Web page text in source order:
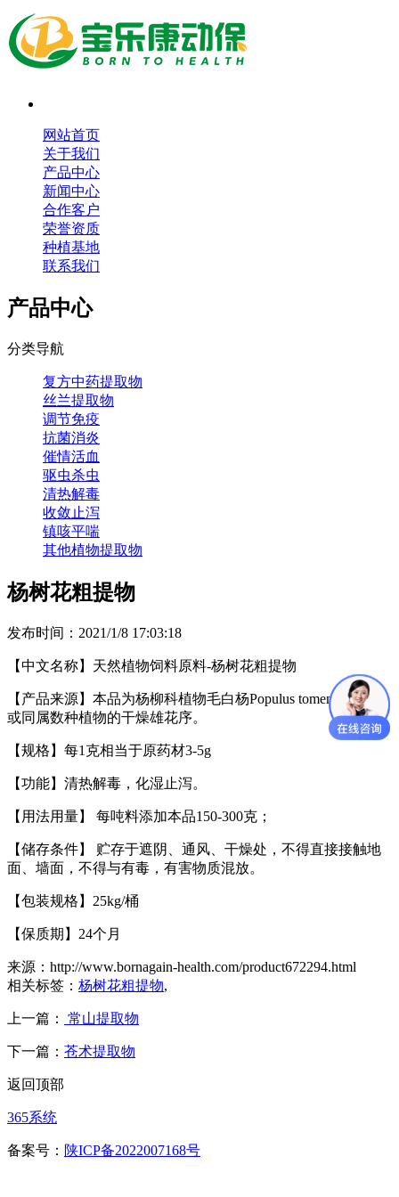
网站首页
关于我们
产品中心
新闻中心
合作客户
荣誉资质
种植基地
联系我们
产品中心
分类导航
复方中药提取物
丝兰提取物
调节免疫
抗菌消炎
催情活血
驱虫杀虫
清热解毒
收敛止泻
镇咳平喘
其他植物提取物
杨树花粗提物
发布时间：2021/1/8 17:03:18
【中文名称】天然植物饲料原料-杨树花粗提物
【 产品来源】 本品为杨柳科植物毛白杨Populus tomentosa Carr
或同属数种植物的干燥雄花序。
【规格】 每1 克相当于原药材3-5g
【功能】 清热解毒，化湿止泻。
【 用法用量】 每吨料添加本品150-300克；
【储存条件】
贮存于遮阴、通风、干燥处，不得直接接触地
面、墙面，不得与有毒，有害物质混放。
【包装规格 】 25kg/桶
【保质期 】 24个月
来源：http://www.bornagain-health.com/product672294.html
相关标签： 杨树花粗提物,
上一篇： 常山提取物
下一篇： 苍术提取物
返回顶部
365系统
备案号： 陕ICP备2022007168号